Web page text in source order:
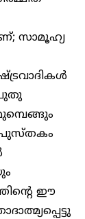
സാമൂഹ്യ
പുതു
പുസ്തകം
ഈ